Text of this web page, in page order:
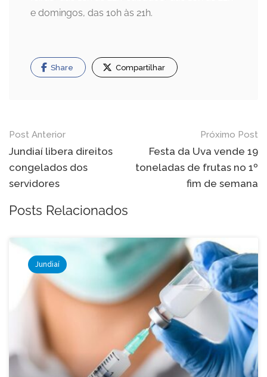
e domingos, das 10h às 21h.
Share Compartilhar
Navegação
de
Post
Post Anterior
Jundiaí libera direitos
congelados dos
servidores
Próximo Post
Festa da Uva vende 19
toneladas de frutas no 1º
fim de semana
Posts Relacionados
Jundiaí